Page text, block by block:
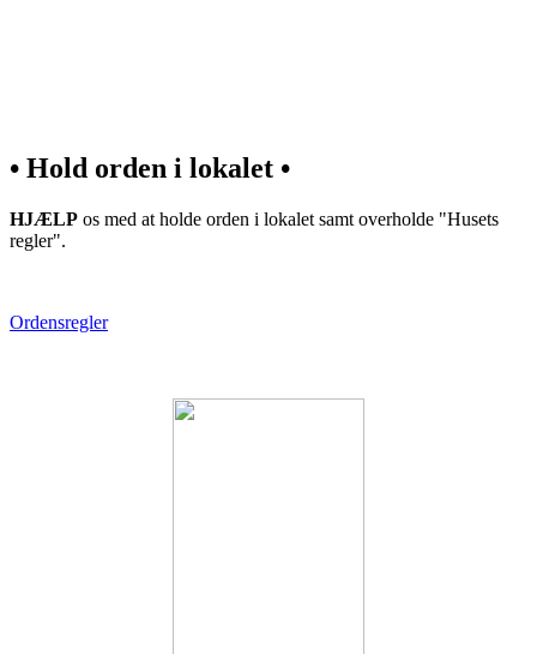
• Hold orden i lokalet •
HJÆLP os med at holde orden i lokalet samt overholde "Husets
regler".
Ordensregler